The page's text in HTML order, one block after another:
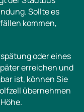
Sollte es
kommen,
oder eines
erreichen und
ist, können Sie
übernehmen